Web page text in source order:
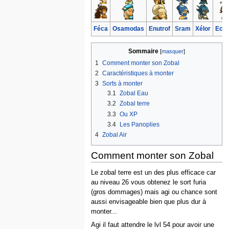
navigation
recherche
Féca Osamodas Enutrof Sram Xélor
Sommaire
1
Comment monter son Zobal
2 Caractéristiques à monter
3 Sorts à monter
3.1 Zobal Eau
3.2 Zobal terre
3.3 Ou XP
3.4 Les Panoplies
4 Zobal Air
Comment monter son Zobal
Le zobal terre est un des plus efficace car
au niveau 26 vous obtenez le sort furia
(gros dommages) mais agi ou chance sont
aussi envisageable bien que plus dur à
monter...
Agi il faut attendre le lvl 54 pour avoir une